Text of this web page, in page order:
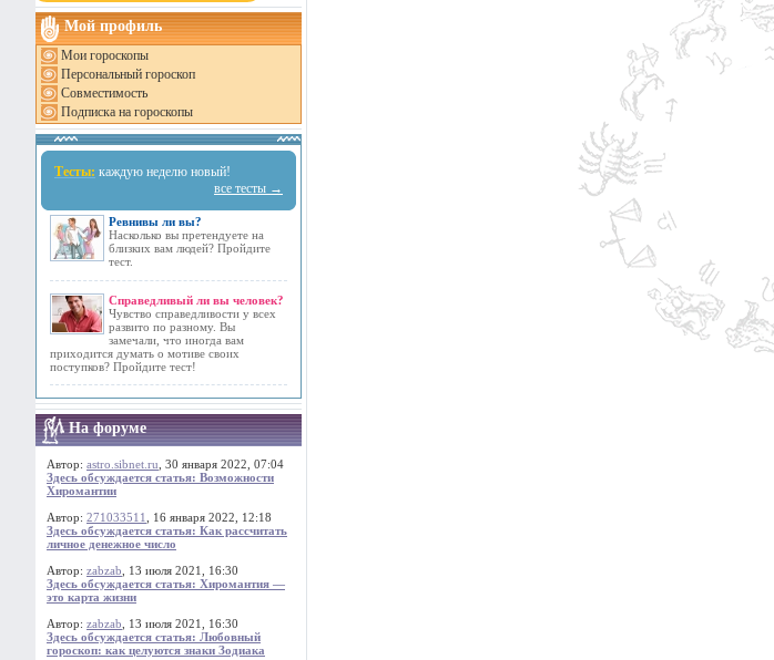
Мой профиль
Мои гороскопы
Персональный гороскоп
Совместимость
Подписка на гороскопы
Тесты: каждую неделю новый!
все тесты →
Ревнивы ли вы?
Насколько вы претендуете на
близких вам людей? Пройдите
тест.
Справедливый ли вы человек?
Чувство справедливости у всех
развито по разному. Вы
замечали, что иногда вам
приходится думать о мотиве своих
поступков? Пройдите тест!
На форуме
Автор: astro.sibnet.ru , 30 января 2022, 07:04
Здесь обсуждается статья: Возможности
Хиромантии
Автор: 271033511
, 16 января 2022, 12:18
Здесь обсуждается статья: Как рассчитать
личное денежное число
Автор: zabzab , 13 июля 2021, 16:30
Здесь обсуждается статья: Хиромантия —
это карта жизни
Автор: zabzab , 13 июля 2021, 16:30
Здесь обсуждается статья: Любовный
гороскоп: как целуются знаки Зодиака